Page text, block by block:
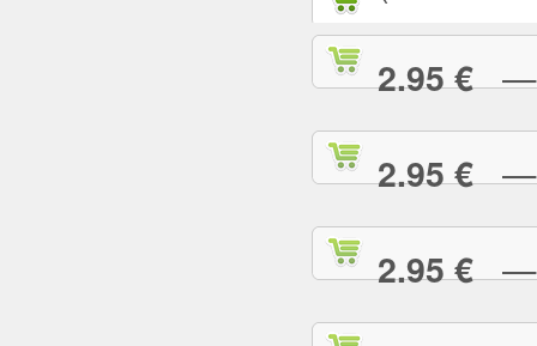
2.95 €—
2.95 €—
2.95 €—